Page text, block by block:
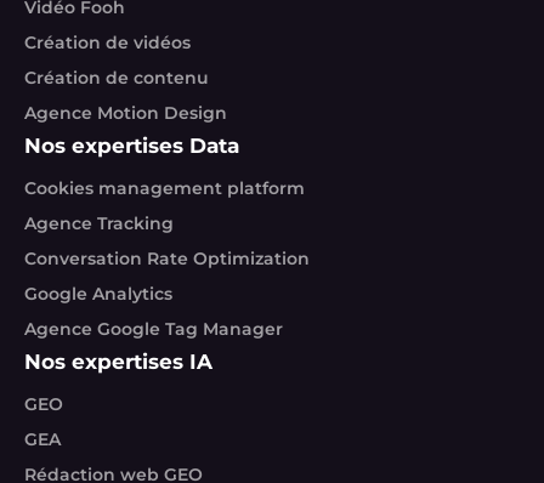
Vidéo Fooh
Création de vidéos
Création de contenu
Agence Motion Design
Nos expertises Data
Cookies management platform
Agence Tracking
Conversation Rate Optimization
Google Analytics
Agence Google Tag Manager
Nos expertises IA
GEO
GEA
Rédaction web GEO